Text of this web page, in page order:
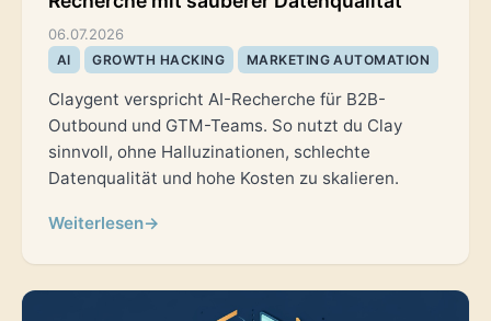
06.07.2026
AI GROWTH HACKING MARKETING AUTOMATION
Claygent verspricht AI-Recherche für B2B-
Outbound und GTM-Teams. So nutzt du Clay
sinnvoll, ohne Halluzinationen, schlechte
Datenqualität und hohe Kosten zu skalieren.
Weiterlesen→